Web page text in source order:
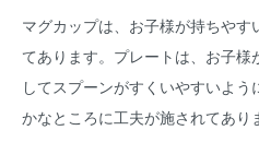
マグカップは、お子様が持ちや
てあります。プレートは、お子
してスプーンがすくいやすいよ
かなところに工夫が施されてあり